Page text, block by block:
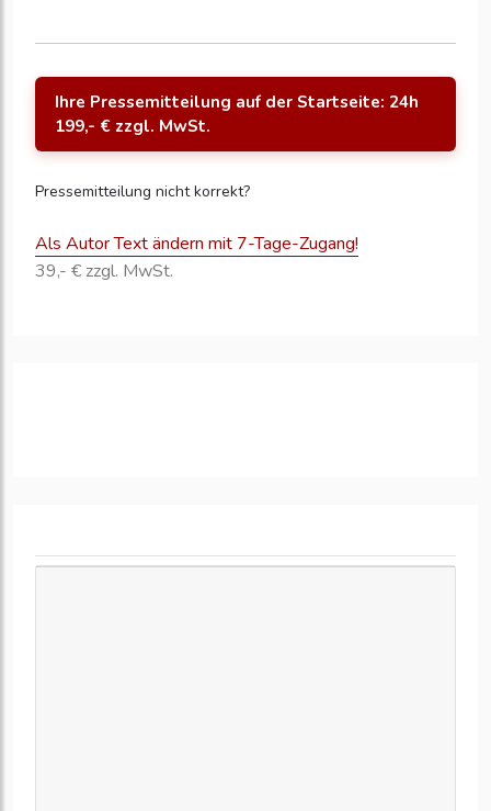
Ihre Pressemitteilung auf der Startseite: 24h
199,- € zzgl. MwSt.
Pressemitteilung nicht korrekt?
Als Autor Text ändern mit 7-Tage-Zugang!
39,- € zzgl. MwSt.